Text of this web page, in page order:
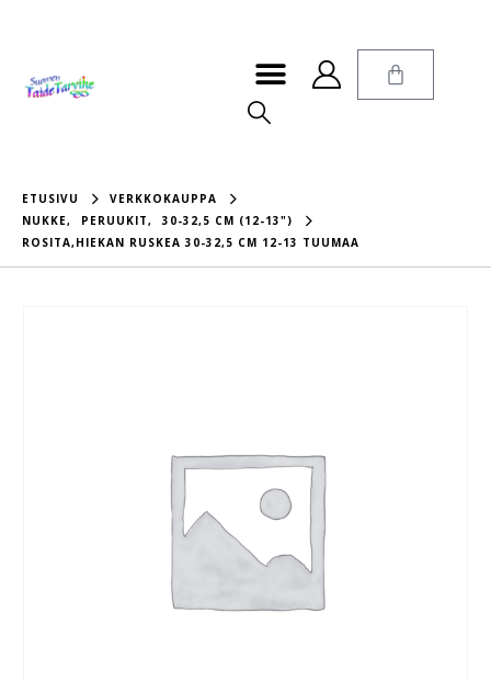
ETUSIVU
VERKKOKAUPPA
NUKKE, PERUUKIT,
30-32,5 CM (12-13")
ROSITA,HIEKAN RUSKEA 30-32,5 CM 12-13 TUUMAA